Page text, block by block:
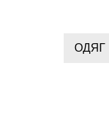
ОДЯГ